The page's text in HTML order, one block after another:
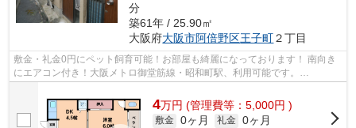
分
築61年 / 25.90㎡
大阪府大阪市阿倍野区王子町２丁目
敷金・礼金0円にペット飼育可能！お部屋も綺麗になっております！ 南向き
にエアコン付き！大阪メトロ御堂筋線・昭和町駅、利用可能です。
■□■□■□■□■□■□■□■□■□■□■□■□■□■□■□■□■□■□■□■□...
4万円 (管理費等：5,000円 )
敷金 0ヶ月 礼金 0ヶ月